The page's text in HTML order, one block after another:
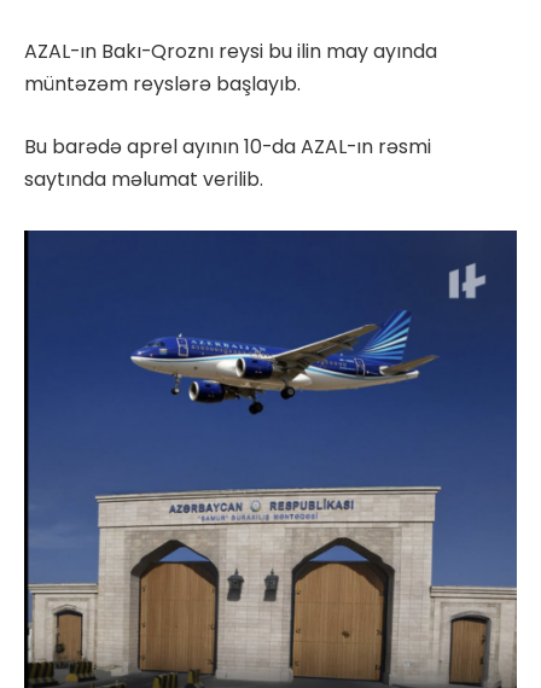
AZAL-ın Bakı-Qroznı reysi bu ilin may ayında
müntəzəm reyslərə başlayıb.
Bu barədə aprel ayının 10-da AZAL-ın rəsmi
saytında məlumat verilib.